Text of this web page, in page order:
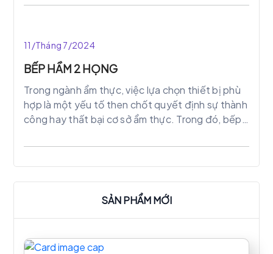
đây là nơi gặp gỡ bạn bè, hay những bưởi hẹn hò
quán bar, trà sữa dẫn đến sự ra đời nhiều nhiều
mẫu quầy pha chế đa dạng mẫu mã khác nhau.
quán. Chính vì thế việc lựa chọn thiết bị quầy bar
là rất quan trọng. Bởi nó mang cho khách hàng về
thẩm mỹ, chất lượng cao.
11/Tháng 7/2024
BẾP HẦM 2 HỌNG
Trong ngành ẩm thực, việc lựa chọn thiết bị phù
hợp là một yếu tố then chốt quyết định sự thành
công hay thất bại cơ sở ẩm thực. Trong đó, bếp
trọng, đặc biệt là trong việc nấu nướng số lượng
lớn và đa dạng món ăn.
SẢN PHẨM MỚI